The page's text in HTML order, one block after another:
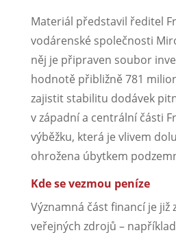
Materiál představil ředitel
vodárenské společnosti
něj je připraven soubor
hodnotě přibližně 781
zajistit stabilitu dodávek
v západní a centrální části
výběžku, která je vlivem
ohrožena úbytkem
Kde se vezmou peníze
Významná část financí je již
veřejných zdrojů –